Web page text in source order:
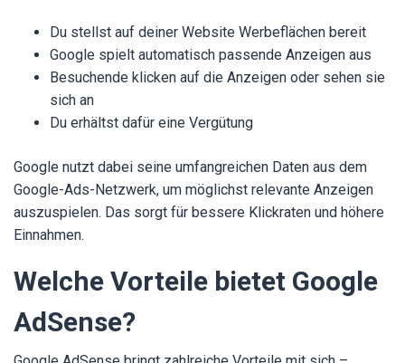
Du stellst auf deiner Website Werbeflächen bereit
Google spielt automatisch passende Anzeigen aus
Besuchende klicken auf die Anzeigen oder sehen sie
sich an
Du erhältst dafür eine Vergütung
Google nutzt dabei seine umfangreichen Daten aus dem
Google-Ads-Netzwerk, um möglichst relevante Anzeigen
auszuspielen. Das sorgt für bessere Klickraten und höhere
Einnahmen.
Welche Vorteile bietet Google
AdSense?